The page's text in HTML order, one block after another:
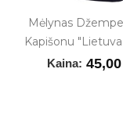
Mėlynas
Kapišonu
Kaina: